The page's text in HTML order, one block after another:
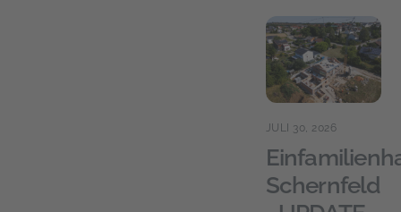
JULI 30, 2026
Schernfeld